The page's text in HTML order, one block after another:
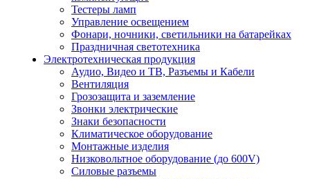
Тестеры ламп
Управление освещением
Фонари, ночники, светильники на батарейках
Праздничная светотехника
Электротехническая продукция
Аудио, Видео и ТВ, Разъемы и Кабели
Вентиляция
Грозозащита и заземление
Звонки электрические
Знаки безопасности
Климатическое оборудование
Монтажные изделия
Низковольтное оборудование (до 600V)
Силовые разъемы